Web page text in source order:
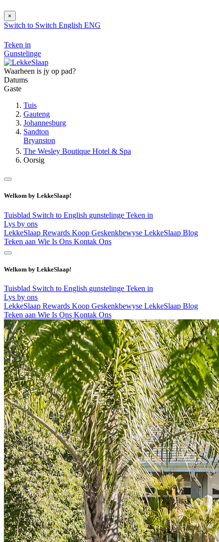
×
Switch to Switch English ENG
Teken in
Gunstelinge
Waarheen is jy op pad?
Datums
Gaste
Tuis
Gauteng
Johannesburg
Sandton
Bryanston
The Wesley Boutique Hotel & Spa
Oorsig
Welkom by LekkeSlaap!
Tuisblad Switch to English gunstelinge Teken in
Lys by ons
LekkeSlaap Rewards Koop Geskenkbewyse LekkeSlaap Blog
Teken aan Wie Is Ons Kontak Ons
Welkom by LekkeSlaap!
Tuisblad Switch to English gunstelinge Teken in
Lys by ons
LekkeSlaap Rewards Koop Geskenkbewyse LekkeSlaap Blog
Teken aan Wie Is Ons Kontak Ons